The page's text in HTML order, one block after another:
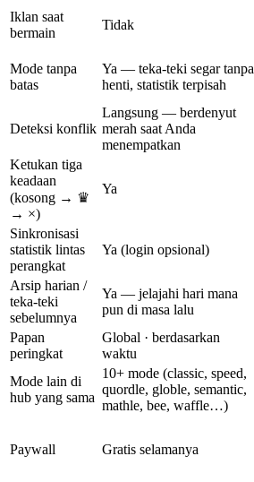
Iklan saat
bermain
Tidak
Mode tanpa
batas
Ya — teka-teki segar tanpa
henti, statistik terpisah
Deteksi konflik
Langsung — berdenyut
merah saat Anda
menempatkan
Ketukan tiga
keadaan
(kosong → ♛
→ ×)
Ya
Sinkronisasi
statistik lintas
perangkat
Ya (login opsional)
Arsip harian /
teka-teki
sebelumnya
Ya — jelajahi hari mana
pun di masa lalu
Papan
peringkat
Global · berdasarkan
waktu
Mode lain di
hub yang sama
10+ mode (classic, speed,
quordle, globle, semantic,
mathle, bee, waffle…)
Paywall Gratis selamanya